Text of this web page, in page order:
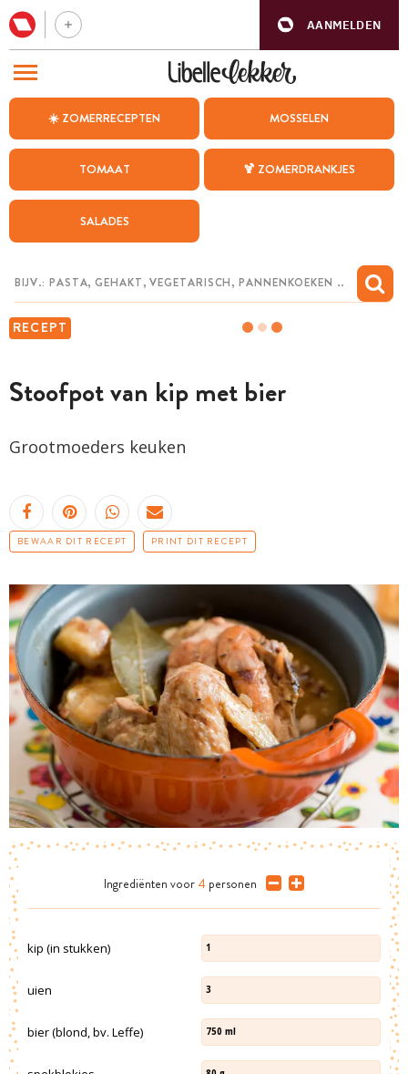
AANMELDEN
☀️ ZOMERRECEPTEN MOSSELEN
TOMAAT 🍹 ZOMERDRANKJES
SALADES
RECEPT
Stoofpot van kip met bier
Grootmoeders keuken
BEWAAR DIT RECEPT PRINT DIT RECEPT
Ingrediënten voor 4 personen
kip (in stukken) 1
uien 3
bier (blond, bv. Leffe) 750 ml
BEZOEK ONZE ANDERE WEBSITES
WEEKMENU
CHAT MET MAIA
MIJN BEWAARDE RECEPTEN